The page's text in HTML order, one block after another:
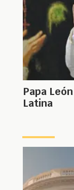
Papa
Latina